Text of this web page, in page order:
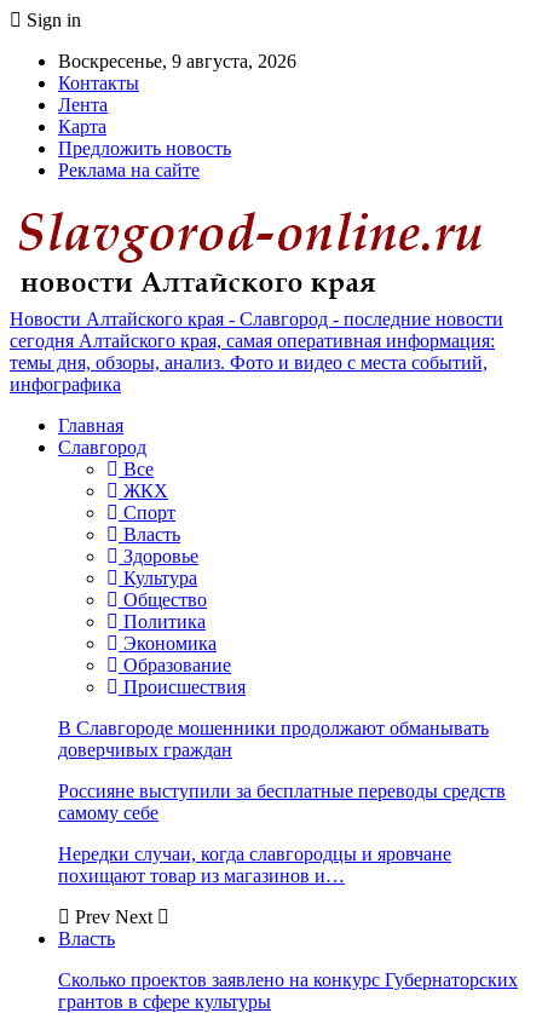
Sign in
Воскресенье, 9 августа, 2026
Контакты
Лента
Карта
Предложить новость
Реклама на сайте
Новости Алтайского края - Славгород - последние новости
сегодня Алтайского края, самая оперативная информация:
темы дня, обзоры, анализ. Фото и видео с места событий,
инфографика
Главная
Славгород
Все
ЖКХ
Спорт
Власть
Здоровье
Культура
Общество
Политика
Экономика
Образование
Происшествия
В Славгороде мошенники продолжают обманывать
доверчивых граждан
Россияне выступили за бесплатные переводы средств
самому себе
Нередки случаи, когда славгородцы и яровчане
похищают товар из магазинов и…
Prev Next
Власть
Сколько проектов заявлено на конкурс Губернаторских
грантов в сфере культуры